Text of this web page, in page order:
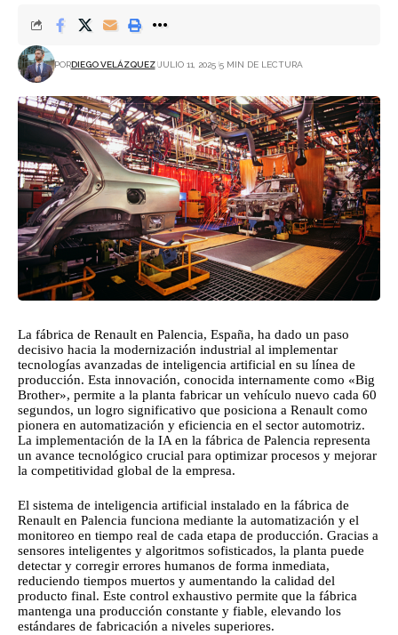
PORDIEGO VELÁZQUEZ JULIO 11, 2025 5 MIN DE LECTURA
La fábrica de Renault en Palencia, España, ha dado un paso
decisivo hacia la modernización industrial al implementar
tecnologías avanzadas de inteligencia artificial en su línea de
producción. Esta innovación, conocida internamente como «Big
Brother», permite a la planta fabricar un vehículo nuevo cada 60
segundos, un logro significativo que posiciona a Renault como
pionera en automatización y eficiencia en el sector automotriz.
La implementación de la IA en la fábrica de Palencia representa
un avance tecnológico crucial para optimizar procesos y mejorar
la competitividad global de la empresa.
El sistema de inteligencia artificial instalado en la fábrica de
Renault en Palencia funciona mediante la automatización y el
monitoreo en tiempo real de cada etapa de producción. Gracias a
sensores inteligentes y algoritmos sofisticados, la planta puede
detectar y corregir errores humanos de forma inmediata,
reduciendo tiempos muertos y aumentando la calidad del
producto final. Este control exhaustivo permite que la fábrica
mantenga una producción constante y fiable, elevando los
estándares de fabricación a niveles superiores.